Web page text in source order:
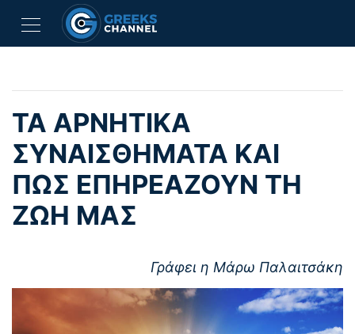
ΤΑ ΑΡΝΗΤΙΚΆ
ΣΥΝΑΙΣΘΉΜΑΤΑ ΚΑΙ
ΠΏΣ ΕΠΗΡΕΆΖΟΥΝ ΤΗ
ΖΩΉ ΜΑΣ
Γράφει η Μάρω Παλαιτσάκη